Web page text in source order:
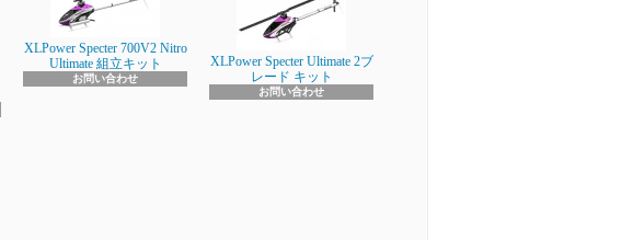
XLPower Specter 700V2 Nitro
Ultimate 組立キット
お問い合わせ
XLPower Specter Ultimate 2ブ
レード キット
お問い合わせ